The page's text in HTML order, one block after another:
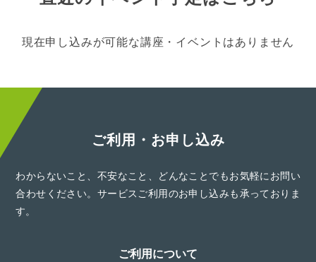
現在申し込みが可能な講座・イベントはありません
ご利用・お申し込み
わからないこと、不安なこと、どんなことでもお気軽にお問い
合わせください。サービスご利用のお申し込みも承っておりま
す。
ご利用について